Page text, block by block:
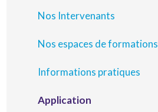
Nos Intervenants
Nos espaces de formations
Informations pratiques
Application